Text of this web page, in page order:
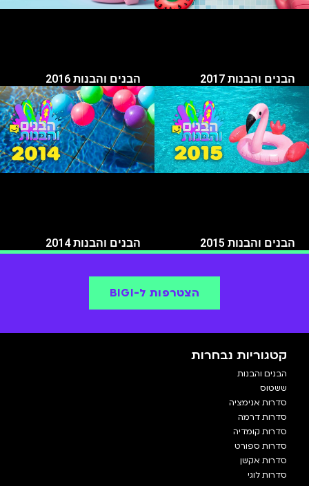
הבנים והבנות 2017 הבנים והבנות 2016
הבנים והבנות 2015 הבנים והבנות 2014
הצטרפות ל-BIGI
קטגוריות נבחרות
הבנים והבנות
ששטוס
סדרות אנימציה
סדרות דרמה
סדרות קומדיה
סדרות ספורט
סדרות אקשן
סדרות לוגי